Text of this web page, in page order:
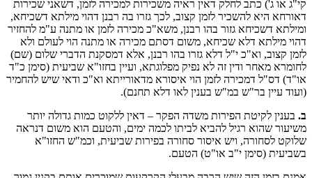
קי"ג או ג') כתב לחלק דאין ראיה משכירות למכירה לזמן, דשאני שכירות
דאורחא היא להשכיר לזמן קצוב, לכך גזרו בה רבנן דהוי מילתא דשכיחא,
ומילתא דשכיחא גזור בהו רבנן, משא"כ מכירה לזמן או מתנה ע"מ להחזיר
דהוי מילתא דלא שכיחא, משום דסתם מכירה או מתנה הוי לעולם ולא
לזמן קצוב, וא"כ י"ל דלא גזרו בהו רבנן, אלא דמסקנת הדברי שלום (שם)
לחומרא מאחר ודין זה לא נפיק מפלוגתא, ועיין בחזו"א שביעית (סימן כ"ד
או"ד) דס"ל דמכירה לזמן הוי איסורא מדאורייתא וא"כ ודאי שיש להחמיר
(ועוד עיין בר"ש במ"ש בענין לאו דלא תחנם).
ב. בענין לקיטת הפירות משדה הפקר – דאין ללקוט כמות גדולה יותר
משיעור שהוא רגיל להביא לביתו לכמה ימים, והטעם הוא משום דנראה
שלוקט לסחורה, ויש איסור סחורה בפירות שביעית, וכמ"ש החזו"א
בשביעית (סימן י"ב או"ט) הטעם.